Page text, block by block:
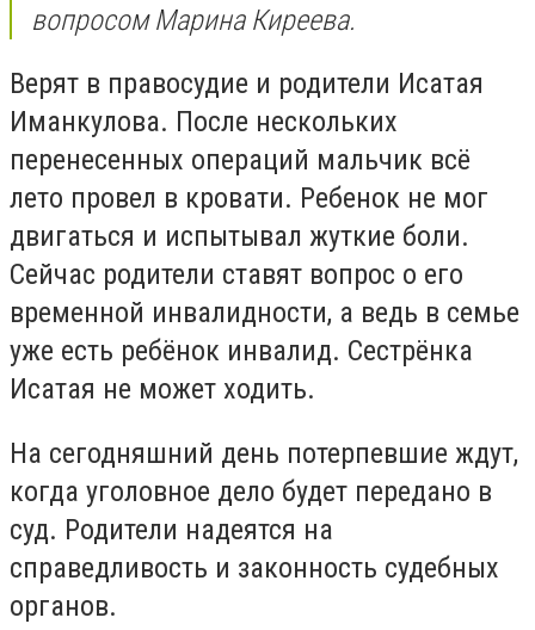
вопросом Марина Киреева.
Верят в правосудие и родители Исатая
Иманкулова. После нескольких
перенесенных операций мальчик всё
лето провел в кровати. Ребенок не мог
двигаться и испытывал жуткие боли.
Сейчас родители ставят вопрос о его
временной инвалидности, а ведь в семье
уже есть ребёнок инвалид. Сестрёнка
Исатая не может ходить.
На сегодняшний день потерпевшие ждут,
когда уголовное дело будет передано в
суд. Родители надеятся на
справедливость и законность судебных
органов.